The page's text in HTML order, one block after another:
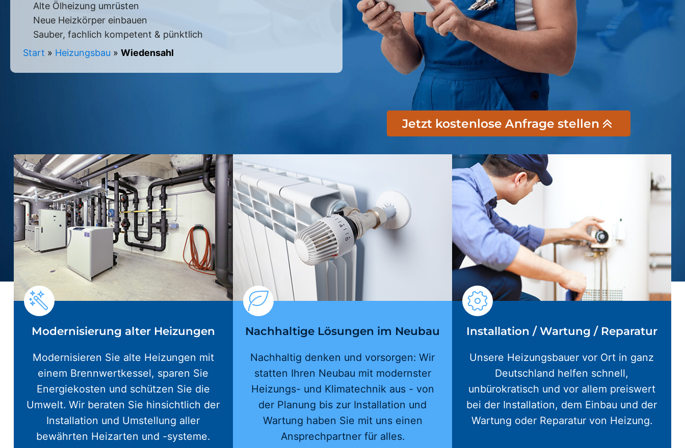
Alte Ölheizung umrüsten
Neue Heizkörper einbauen
Sauber, fachlich kompetent & pünktlich
Start » Heizungsbau » Wiedensahl
Jetzt kostenlose Anfrage stellen
Modernisierung alter Heizungen
Modernisieren Sie alte Heizungen mit
einem Brennwertkessel, sparen Sie
Energiekosten und schützen Sie die
Umwelt. Wir beraten Sie hinsichtlich der
Installation und Umstellung aller
bewährten Heizarten und -systeme.
Nachhaltige Lösungen im Neubau
Nachhaltig denken und vorsorgen: Wir
statten Ihren Neubau mit modernster
Heizungs- und Klimatechnik aus - von
der Planung bis zur Installation und
Wartung haben Sie mit uns einen
Ansprechpartner für alles.
Installation / Wartung / Reparatur
Unsere Heizungsbauer vor Ort in ganz
Deutschland helfen schnell,
unbürokratisch und vor allem preiswert
bei der Installation, dem Einbau und der
Wartung oder Reparatur von Heizung.